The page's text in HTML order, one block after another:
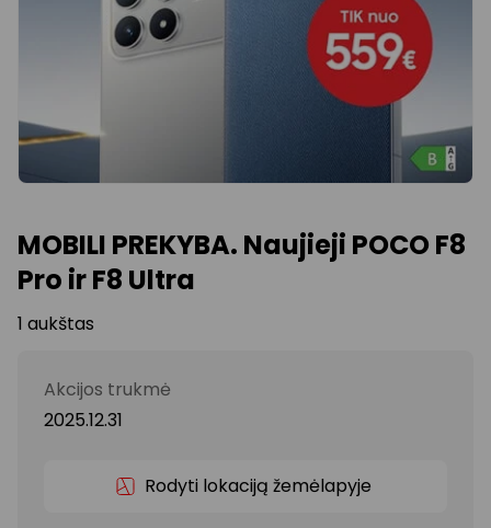
MOBILI PREKYBA. Naujieji POCO F8
Pro ir F8 Ultra
1 aukštas
Akcijos trukmė
2025.12.31
Rodyti lokaciją žemėlapyje